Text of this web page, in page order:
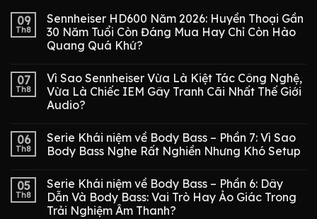
09
Th8
Sennheiser HD600 Năm 2026: Huyền Thoại Gần
30 Năm Tuổi Còn Đáng Mua Hay Chỉ Còn Hào
Quang Quá Khứ?
07
Th8
Vì Sao Sennheiser Vừa Là Kiệt Tác Công Nghệ,
Vừa Là Chiếc IEM Gây Tranh Cãi Nhất Thế Giới
Audio?
06
Th8
Serie Khái niệm về Body Bass – Phần 7: Vì Sao
Body Bass Nghe Rất Nghiền Nhưng Khó Setup
05
Th8
Serie Khái niệm về Body Bass – Phần 6: Dây
Dẫn Và Body Bass: Vai Trò Hay Ảo Giác Trong
Trải Nghiệm Âm Thanh?